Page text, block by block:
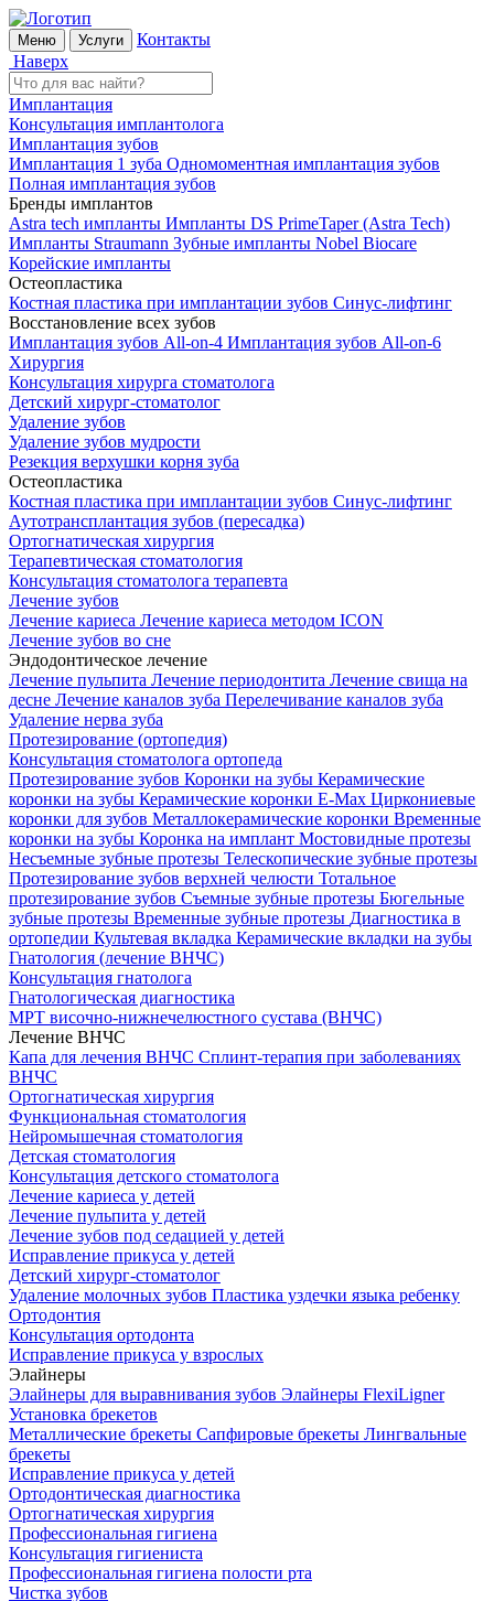
Меню Услуги
Контакты
Наверх
Имплантация
Консультация имплантолога
Имплантация зубов
Имплантация 1 зуба Одномоментная имплантация зубов
Полная имплантация зубов
Бренды имплантов
Astra tech импланты Импланты DS PrimeTaper (Astra Tech)
Импланты Straumann Зубные импланты Nobel Biocare
Корейские импланты
Остеопластика
Костная пластика при имплантации зубов Синус-лифтинг
Восстановление всех зубов
Имплантация зубов All-on-4 Имплантация зубов All-on-6
Хирургия
Консультация хирурга стоматолога
Детский хирург-стоматолог
Удаление зубов
Удаление зубов мудрости
Резекция верхушки корня зуба
Остеопластика
Костная пластика при имплантации зубов Синус-лифтинг
Аутотрансплантация зубов (пересадка)
Ортогнатическая хирургия
Терапевтическая стоматология
Консультация стоматолога терапевта
Лечение зубов
Лечение кариеса Лечение кариеса методом ICON
Лечение зубов во сне
Эндодонтическое лечение
Лечение пульпита Лечение периодонтита Лечение свища на
десне Лечение каналов зуба Перелечивание каналов зуба
Удаление нерва зуба
Протезирование (ортопедия)
Консультация стоматолога ортопеда
Протезирование зубов Коронки на зубы Керамические
коронки на зубы Керамические коронки E-Max Циркониевые
коронки для зубов Металлокерамические коронки Временные
коронки на зубы Коронка на имплант Мостовидные протезы
Несъемные зубные протезы Телескопические зубные протезы
Протезирование зубов верхней челюсти Тотальное
протезирование зубов Съемные зубные протезы Бюгельные
зубные протезы Временные зубные протезы Диагностика в
ортопедии Культевая вкладка Керамические вкладки на зубы
Гнатология (лечение ВНЧС)
Консультация гнатолога
Гнатологическая диагностика
МРТ височно-нижнечелюстного сустава (ВНЧС)
Лечение ВНЧС
Капа для лечения ВНЧС Сплинт-терапия при заболеваниях
ВНЧС
Ортогнатическая хирургия
Функциональная стоматология
Нейромышечная стоматология
Детская стоматология
Консультация детского стоматолога
Лечение кариеса у детей
Лечение пульпита у детей
Лечение зубов под седацией у детей
Исправление прикуса у детей
Детский хирург-стоматолог
Удаление молочных зубов Пластика уздечки языка ребенку
Ортодонтия
Консультация ортодонта
Исправление прикуса у взрослых
Элайнеры
Элайнеры для выравнивания зубов Элайнеры FlexiLigner
Установка брекетов
Металлические брекеты Сапфировые брекеты Лингвальные
брекеты
Исправление прикуса у детей
Ортодонтическая диагностика
Ортогнатическая хирургия
Профессиональная гигиена
Консультация гигиениста
Профессиональная гигиена полости рта
Чистка зубов